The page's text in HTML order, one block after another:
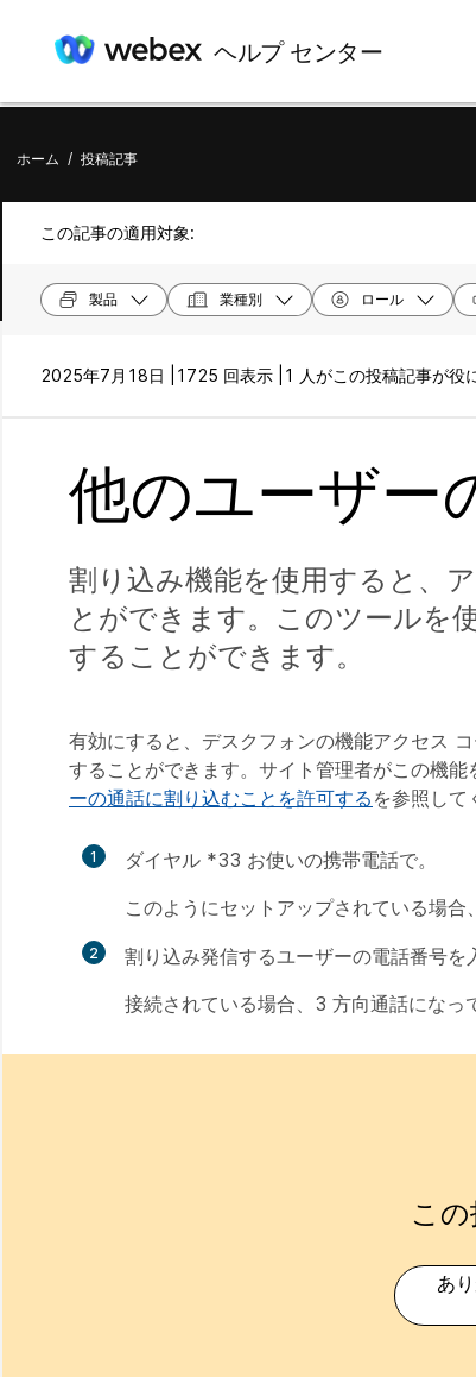
ヘルプ センター
ホーム / 投稿記事
この記事の適用対象:
製品 業種別 ロール
2025年7月18日 | 1725 回表示 | 1 人がこの投稿記事が役
他のユーザー
割り込み機能を使用すると、
とができます。このツールを
することができます。
有効にすると、デスクフォンの機能アクセス
することができます。サイト管理者がこの機
ーの通話に割り込むことを許可する を参照して
1
ダイヤル *33 お使いの携帯電話で。
このようにセットアップされている場
2
割り込み発信するユーザーの電話番号を
接続されている場合、3 方向通話になっ
こ
あ